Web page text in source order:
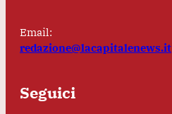
Email:
redazione@lacapitalenews.it
Seguici